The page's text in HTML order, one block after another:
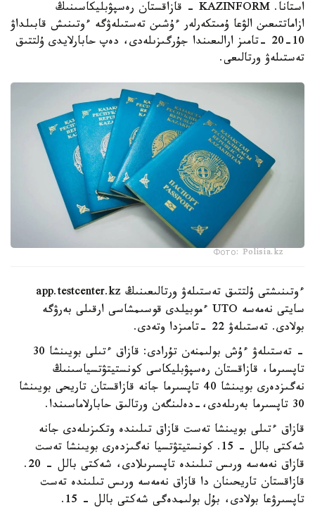
استانا. KAZINFORM - قازاقستان رەسپۋبليكاسىنىڭ
ازاماتتىعىن الۋعا ۇمىتكەرلەر ءۇشىن تەستىلەۋگە ءوتىنىش قابىلداۋ
10-20 -تامىز ارالىعىندا جۇرگىزىلەدى، دەپ حابارلايدى ۇلتتىق
تەستىلەۋ ورتالىعى.
Фото: Polisia.kz
ءوتىنىشتى ۇلتتىق تەستىلەۋ ورتالىعىنىڭ app.testcenter.kz
سايتى نەمەسە UTO ءموبيلدى قوسىمشاسى ارقىلى بەرۋگە
بولادى. تەستىلەۋ 22 -تامىزدا وتەدى.
- تەستىلەۋ ءۇش بولىمنەن تۇرادى: قازاق ءتىلى بويىنشا 30
تاپسىرما، قازاقستان رەسپۋبليكاسى كونستيتۋتسياسىنىڭ
نەگىزدەرى بويىنشا 40 تاپسىرما جانە قازاقستان تاريحى بويىنشا
30 تاپسىرما بەرىلەدى،-دەلىنگەن ورتالىق حابارلاماسىندا.
قازاق ءتىلى بويىنشا تەست قازاق تىلىندە وتكىزىلەدى جانە
شەكتى بالل - 15. كونستيتۋتسيا نەگىزدەرى بويىنشا تەست
قازاق نەمەسە ورىس تىلىندە تاپسىرىلادى، شەكتى بالل - 20.
قازاقستان تاريحىنان دا قازاق نەمەسە ورىس تىلىندە تەست
تاپسىرۋعا بولادى، بۇل بولىمدەگى شەكتى بالل - 15.